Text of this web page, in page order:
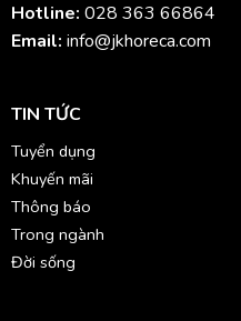
Hotline: 028 363 66864
Email: info@jkhoreca.com
TIN TỨC
Tuyển dụng
Khuyến mãi
Thông báo
Trong ngành
Đời sống